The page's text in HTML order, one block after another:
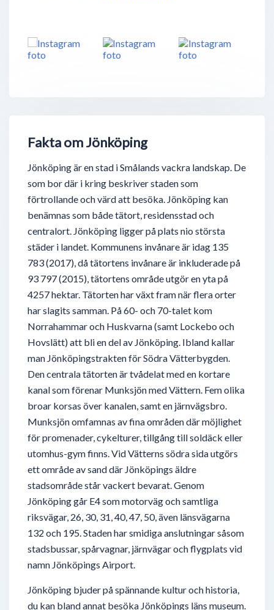
Fakta om Jönköping
Jönköping är en stad i Smålands vackra landskap. De
som bor där i kring beskriver staden som
förtrollande och värd att besöka. Jönköping kan
benämnas som både tätort, residensstad och
centralort. Jönköping ligger på plats nio största
städer i landet. Kommunens invånare är idag 135
783 (2017), då tätortens invånare är inkluderade på
93 797 (2015), tätortens område utgör en yta på
4257 hektar. Tätorten har växt fram när flera orter
har slagits samman. På 60- och 70-talet kom
Norrahammar och Huskvarna (samt Lockebo och
Hovslätt) att bli en del av Jönköping. Ibland kallar
man Jönköpingstrakten för Södra Vätterbygden.
Den centrala tätorten är tvådelat med en kortare
kanal som förenar Munksjön med Vättern. Fem olika
broar korsas över kanalen, samt en järnvägsbro.
Munksjön omfamnas av fina områden där möjlighet
för promenader, cykelturer, tillgång till soldäck eller
utomhus-gym finns. Vid Vätterns södra sida utgörs
ett område av sand där Jönköpings äldre
stadsområde står vackert bevarat. Genom
Jönköping går E4 som motorväg och samtliga
riksvägar, 26, 30, 31, 40, 47, 50, även länsvägarna
132 och 195. Staden har smidiga anslutningar såsom
stadsbussar, spårvagnar, järnvägar och flygplats vid
namn Jönköpings Airport.
Jönköping bjuder på spännande kultur och historia,
du kan bland annat besöka Jönköpings läns museum.